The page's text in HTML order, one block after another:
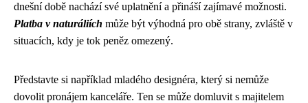
dnešní době nachází své uplatnění a přináší zajímavé možnosti.
Platba v naturáliích může být výhodná pro obě strany, zvláště v
situacích, kdy je tok peněz omezený.
Představte si například mladého designéra, který si nemůže
dovolit pronájem kanceláře. Ten se může domluvit s majitelem